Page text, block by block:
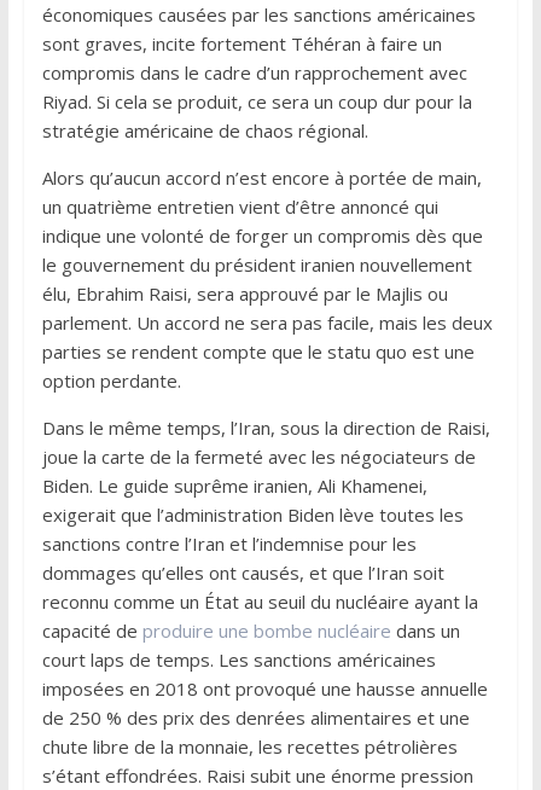
économiques causées par les sanctions américaines
sont graves, incite fortement Téhéran à faire un
compromis dans le cadre d’un rapprochement avec
Riyad. Si cela se produit, ce sera un coup dur pour la
stratégie américaine de chaos régional.
Alors qu’aucun accord n’est encore à portée de main,
un quatrième entretien vient d’être annoncé qui
indique une volonté de forger un compromis dès que
le gouvernement du président iranien nouvellement
élu, Ebrahim Raisi, sera approuvé par le Majlis ou
parlement. Un accord ne sera pas facile, mais les deux
parties se rendent compte que le statu quo est une
option perdante.
Dans le même temps, l’Iran, sous la direction de Raisi,
joue la carte de la fermeté avec les négociateurs de
Biden. Le guide suprême iranien, Ali Khamenei,
exigerait que l’administration Biden lève toutes les
sanctions contre l’Iran et l’indemnise pour les
dommages qu’elles ont causés, et que l’Iran soit
reconnu comme un État au seuil du nucléaire ayant la
capacité de produire une bombe nucléaire dans un
court laps de temps. Les sanctions américaines
imposées en 2018 ont provoqué une hausse annuelle
de 250 % des prix des denrées alimentaires et une
chute libre de la monnaie, les recettes pétrolières
s’étant effondrées. Raisi subit une énorme pression